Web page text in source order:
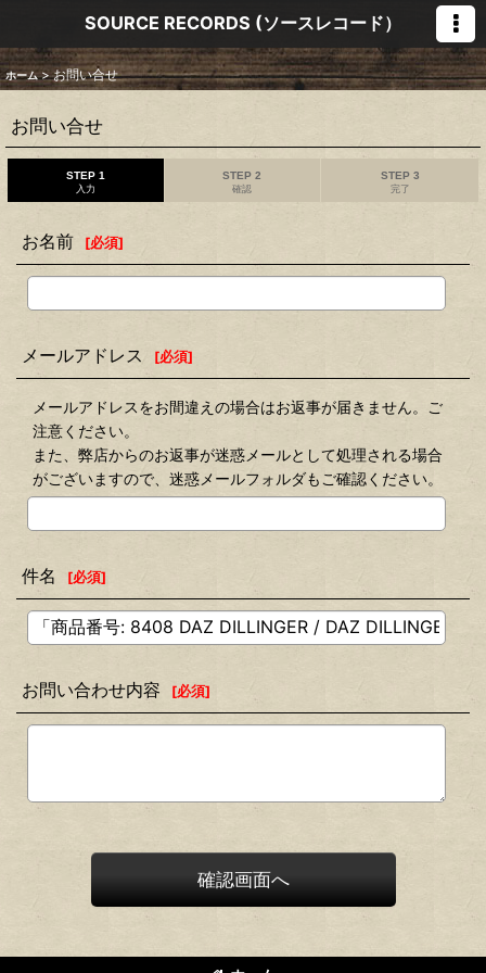
SOURCE RECORDS (ソースレコード）
ホーム > お問い合せ
お問い合せ
STEP 1
入力
STEP 2
確認
STEP 3
完了
お名前 [必須]
メールアドレス [必須]
メールアドレスをお間違えの場合はお返事が届きません。ご
注意ください。
また、弊店からのお返事が迷惑メールとして処理される場合
がございますので、迷惑メールフォルダもご確認ください。
件名 [必須]
お問い合わせ内容 [必須]
確認画面へ